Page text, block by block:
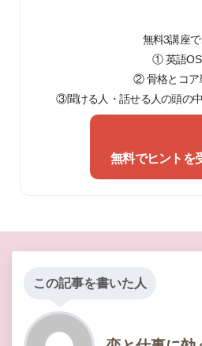
無料3講座で
① 英語OS
② 骨格とコア
③聞ける人・話せる人の頭の中
無料でヒントを
この記事を書いた人